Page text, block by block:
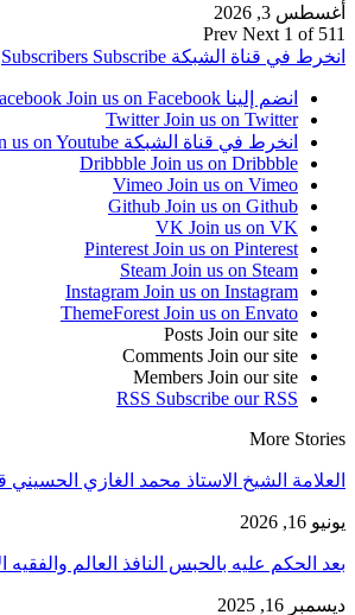
أغسطس 3, 2026
Prev Next 1 of 511
انخرط في قناة الشبكة
Subscribers Subscribe
انضم إلينا Facebook Join us on Facebook
Twitter Join us on Twitter
انخرط في قناة الشبكة us on Youtube
Dribbble Join us on Dribbble
Vimeo Join us on Vimeo
Github Join us on Github
VK Join us on VK
Pinterest Join us on Pinterest
Steam Join us on Steam
Instagram Join us on Instagram
ThemeForest Join us on Envato
Posts Join our site
Comments Join our site
Members Join our site
RSS Subscribe our RSS
More Stories
العلامة الشيخ الاستاذ محمد الغازي
يونيو 16, 2026
بعد الحكم عليه بالحبس النافذ العالم
ديسمبر 16, 2025